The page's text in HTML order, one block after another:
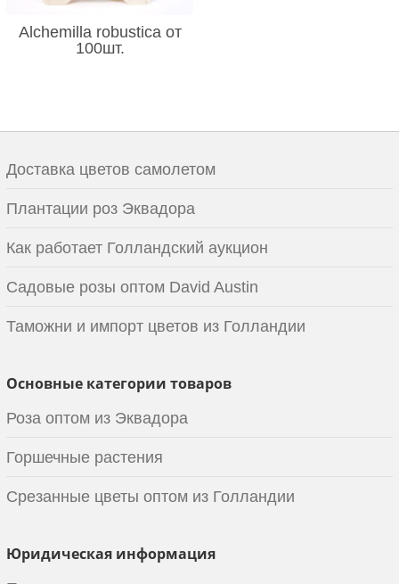
Alchemilla robustica от
100шт.
Доставка цветов самолетом
Плантации роз Эквадора
Как работает Голландский аукцион
Садовые розы оптом David Austin
Таможни и импорт цветов из Голландии
Основные категории товаров
Роза оптом из Эквадора
Горшечные растения
Срезанные цветы оптом из Голландии
Юридическая информация